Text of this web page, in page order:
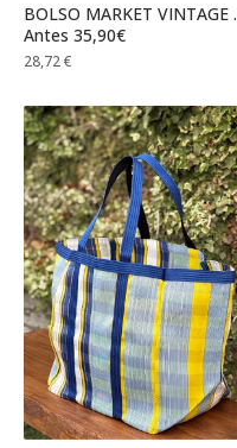
BOLSO MARKET VINTAGE .
Antes 35,90€
28,72€